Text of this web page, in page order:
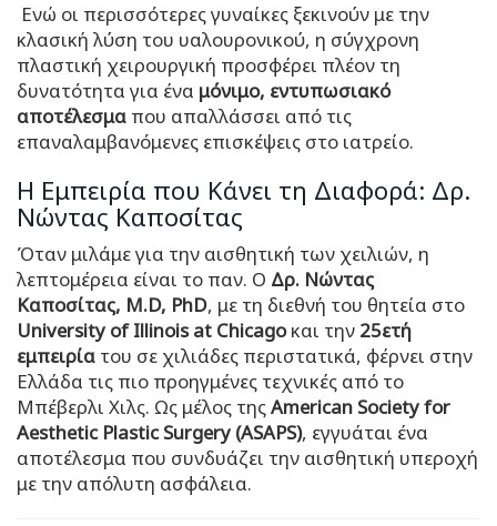
Ενώ οι περισσότερες γυναίκες ξεκινούν με την
κλασική λύση του υαλουρονικού, η σύγχρονη
πλαστική χειρουργική προσφέρει πλέον τη
δυνατότητα για ένα μόνιμο, εντυπωσιακό
αποτέλεσμα που απαλλάσσει από τις
επαναλαμβανόμενες επισκέψεις στο ιατρείο.
Η Εμπειρία που Κάνει τη Διαφορά: Δρ.
Νώντας Καποσίτας
Όταν μιλάμε για την αισθητική των χειλιών, η
λεπτομέρεια είναι το παν. Ο Δρ. Νώντας
Καποσίτας, M.D, PhD, με τη διεθνή του θητεία στο
University of Illinois at Chicagoκαι την 25ετή
εμπειρία του σε χιλιάδες περιστατικά, φέρνει στην
Ελλάδα τις πιο προηγμένες τεχνικές από το
Μπέβερλι Χιλς. Ως μέλος τηςAmerican Society for
Aesthetic Plastic Surgery (ASAPS), εγγυάται ένα
αποτέλεσμα που συνδυάζει την αισθητική υπεροχή
με την απόλυτη ασφάλεια.